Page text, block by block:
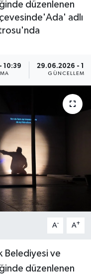
düzenlenen
adlı
10:39 29.06.2026 -
GÜNCELLEME
A- A+
Belediyesi ve
düzenlenen